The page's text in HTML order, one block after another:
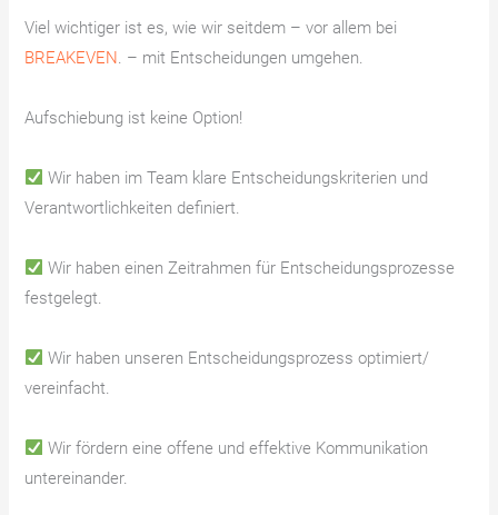
Viel wichtiger ist es, wie wir seitdem – vor allem bei
BREAKEVEN. – mit Entscheidungen umgehen.
Aufschiebung ist keine Option!
Wir haben im Team klare Entscheidungskriterien und
Verantwortlichkeiten definiert.
Wir haben einen Zeitrahmen für Entscheidungsprozesse
festgelegt.
Wir haben unseren Entscheidungsprozess optimiert/
vereinfacht.
Wir fördern eine offene und effektive Kommunikation
untereinander.